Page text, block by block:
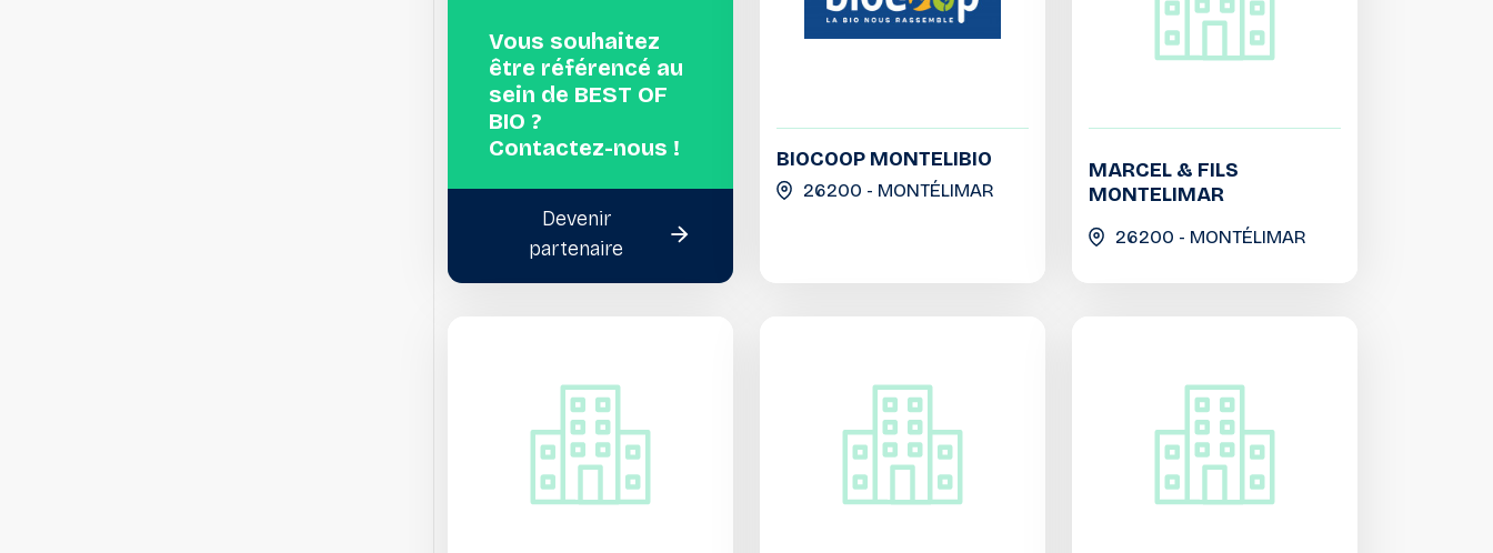
Vous souhaitez
être référencé au
sein de BEST OF
BIO ?
Contactez-nous !
Devenir
partenaire
BIOCOOP MONTELIBIO
26200 - MONTÉLIMAR
MARCEL & FILS
MONTELIMAR
26200 - MONTÉLIMAR